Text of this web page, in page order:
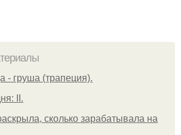
- груша (трапеция).
II.
сколько зарабатывала на